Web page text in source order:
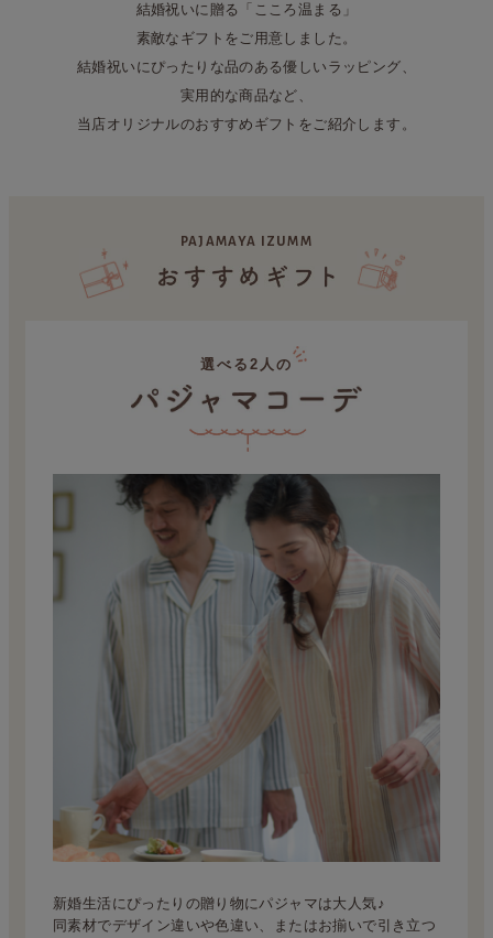
結婚祝いに贈る「こころ温まる」
素敵なギフトをご用意しました。
結婚祝いにぴったりな品のある優しいラッピング、
実用的な商品など、
当店オリジナルのおすすめギフトをご紹介します。
PAJAMAYA IZUMM
選べる2人の
新婚生活にぴったりの贈り物にパジャマは大人気♪
同素材でデザイン違いや色違い、またはお揃いで引き立つ